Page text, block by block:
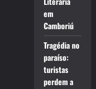
em
Camboriú
Tragédia no
paraíso:
turistas
perdem a